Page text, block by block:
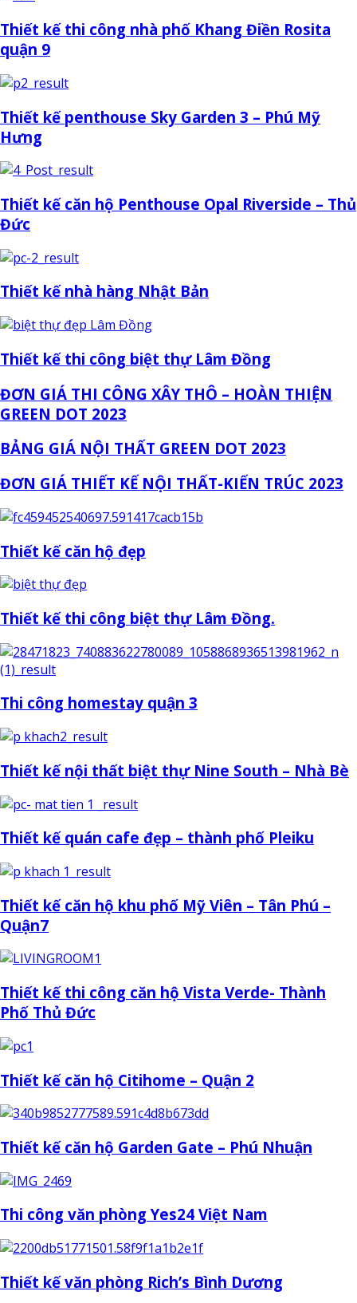
Thiết kế thi công nhà phố Khang Điền Rosita
quận 9
Thiết kế penthouse Sky Garden 3 – Phú Mỹ
Hưng
Thiết kế căn hộ Penthouse Opal Riverside – Thủ
Đức
Thiết kế nhà hàng Nhật Bản
Thiết kế thi công biệt thự Lâm Đồng
ĐƠN GIÁ THI CÔNG XÂY THÔ – HOÀN THIỆN
GREEN DOT 2023
BẢNG GIÁ NỘI THẤT GREEN DOT 2023
ĐƠN GIÁ THIẾT KẾ NỘI THẤT-KIẾN TRÚC 2023
Thiết kế căn hộ đẹp
Thiết kế thi công biệt thự Lâm Đồng.
Thi công homestay quận 3
Thiết kế nội thất biệt thự Nine South – Nhà Bè
Thiết kế quán cafe đẹp – thành phố Pleiku
Thiết kế căn hộ khu phố Mỹ Viên – Tân Phú –
Quận7
Thiết kế thi công căn hộ Vista Verde- Thành
Phố Thủ Đức
Thiết kế căn hộ Citihome – Quận 2
Thiết kế căn hộ Garden Gate – Phú Nhuận
Thi công văn phòng Yes24 Việt Nam
Thiết kế văn phòng Rich’s Bình Dương